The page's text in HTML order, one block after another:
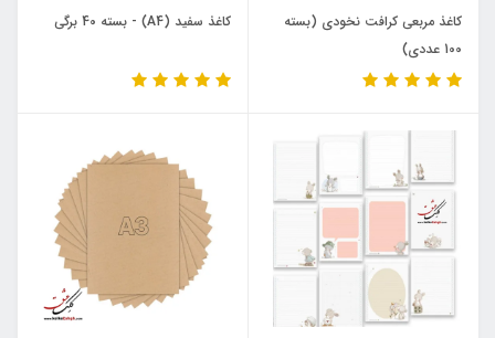
کاغذ مربعی کرافت نخودی (بسته
100 عددی)
کاغذ سفید (A4) - بسته 40 برگی